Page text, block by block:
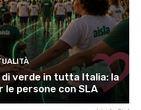
verde in tutta Italia: la
le persone con SLA